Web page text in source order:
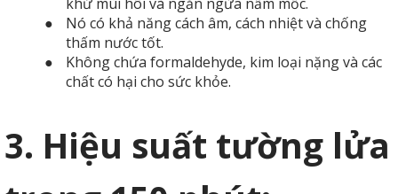
●
Nó có khả năng cách âm, cách nhiệt và chống
thấm nước tốt.
●
Không chứa formaldehyde, kim loại nặng và các
chất có hại cho sức khỏe.
3. Hiệu suất tường lửa